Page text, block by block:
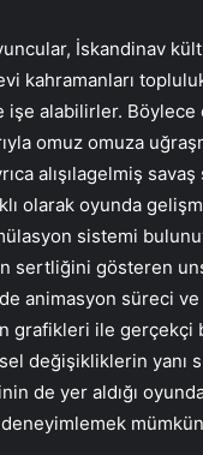
İskandinav
kahramanları
işe alabilirler.
omuz omuza
alışılagelmiş
olarak oyunda
sistemi
sertliğini gösteren
animasyon süreci
grafikleri ile gerçekçi
değişikliklerin yanı
de yer aldığı